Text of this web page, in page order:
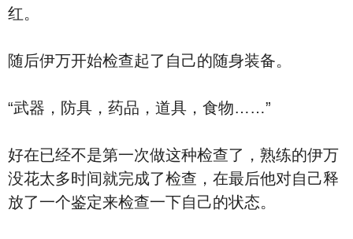
红。
随后伊万开始检查起了自己的随身装备。
“武器，防具，药品，道具，食物……”
好在已经不是第一次做这种检查了，熟练的伊万
没花太多时间就完成了检查，在最后他对自己释
放了一个鉴定来检查一下自己的状态。